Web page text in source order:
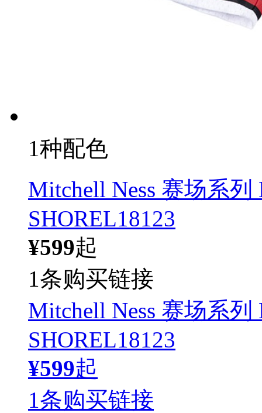
1种配色
Mitchell Ness 赛场系
SHOREL18123
¥599起
1条购买链接
Mitchell Ness 赛场系
SHOREL18123
¥599起
1条购买链接